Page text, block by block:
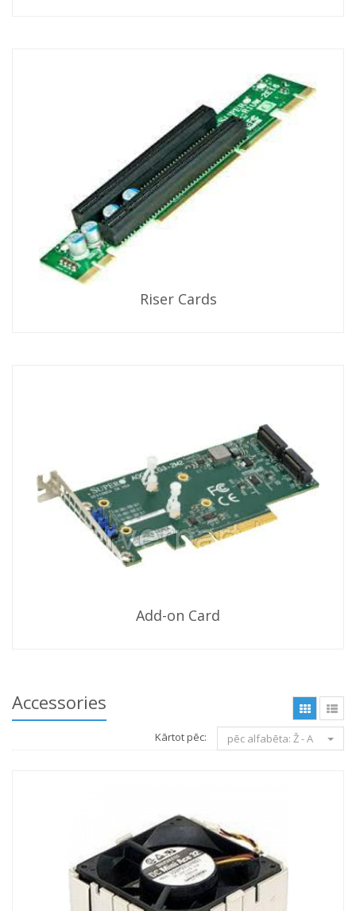
Riser Cards
Add-on Card
Accessories
Kārtot pēc: pēc alfabēta: Ž - A